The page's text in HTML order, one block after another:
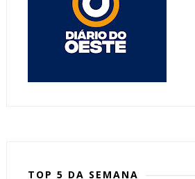
TOP 5 DA SEMANA